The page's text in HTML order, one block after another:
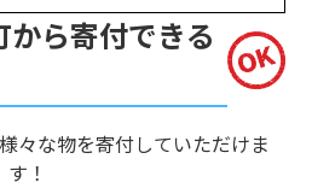
から寄付できる
々な物を寄付していただけま
す！